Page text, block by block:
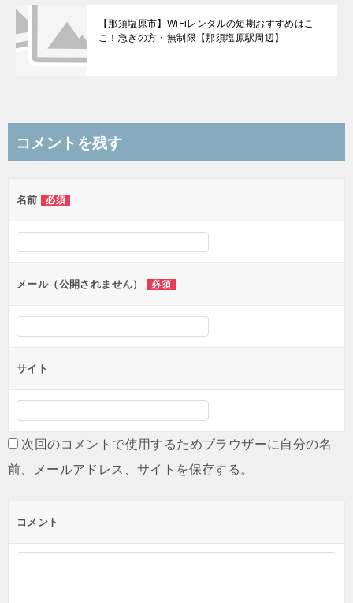
【那須塩原市】WiFiレンタルの短期おすすめはこ
こ！急ぎの方・無制限【那須塩原駅周辺】
コメントを残す
名前 必須
メール（公開されません） 必須
サイト
次回のコメントで使用するためブラウザーに自分の名
前、メールアドレス、サイトを保存する。
コメント